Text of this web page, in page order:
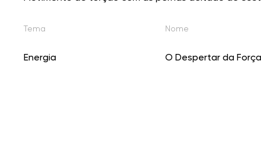
Tema Nome
Energia O Despertar da Força